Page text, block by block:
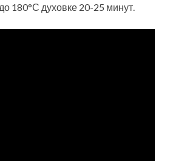
180°С духовке 20-25 минут.